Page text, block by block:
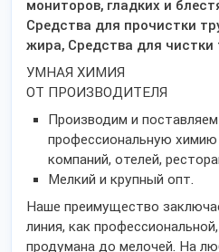
мониторов, гладких и
Средства для прочистки
жира, Средства для чистки
УМНАЯ ХИМИЯ
ОТ ПРОИЗВОДИТЕЛЯ
Производим и
профессиональную химию
компаний, отелей,
Мелкий и крупный опт.
Наше преимущество
линия, как
продумана до мелочей. На